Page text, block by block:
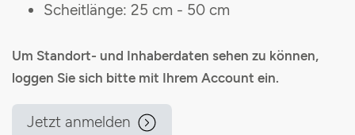
Scheitlänge: 25 cm - 50 cm
Um Standort- und Inhaberdaten sehen zu können,
loggen Sie sich bitte mit Ihrem Account ein.
Jetzt anmelden